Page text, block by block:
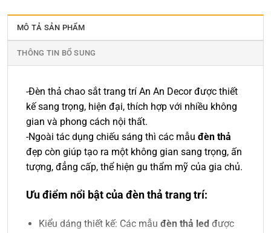
MÔ TẢ SẢN PHẨM
THÔNG TIN BỔ SUNG
-Đèn thả chao sắt trang trí An An Decor được thiết
kế sang trọng, hiện đại, thích hợp với nhiều không
gian và phong cách nội thất.
-Ngoài tác dụng chiếu sáng thì các mẫu đèn thả
đẹp còn giúp tạo ra một không gian sang trọng, ấn
tượng, đẳng cấp, thể hiện gu thẩm mỹ của gia chủ.
Ưu điểm nổi bật của đèn thả trang trí:
Kiểu dáng thiết kế: Các mẫu đèn thả led được